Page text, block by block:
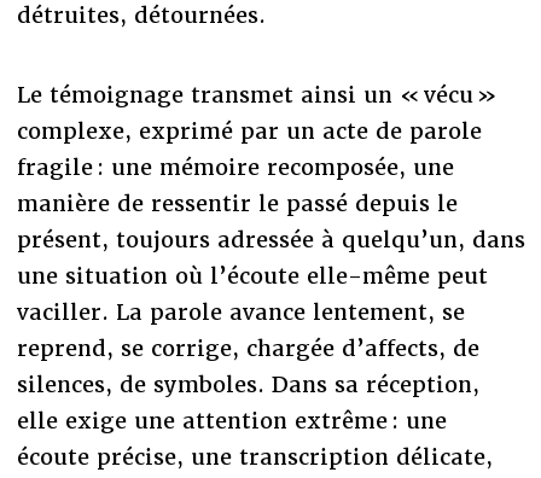
détruites, détournées.
Le témoignage transmet ainsi un « vécu »
complexe, exprimé par un acte de parole
fragile : une mémoire recomposée, une
manière de ressentir le passé depuis le
présent, toujours adressée à quelqu’un, dans
une situation où l’écoute elle-même peut
vaciller. La parole avance lentement, se
reprend, se corrige, chargée d’affects, de
silences, de symboles. Dans sa réception,
elle exige une attention extrême : une
écoute précise, une transcription délicate,